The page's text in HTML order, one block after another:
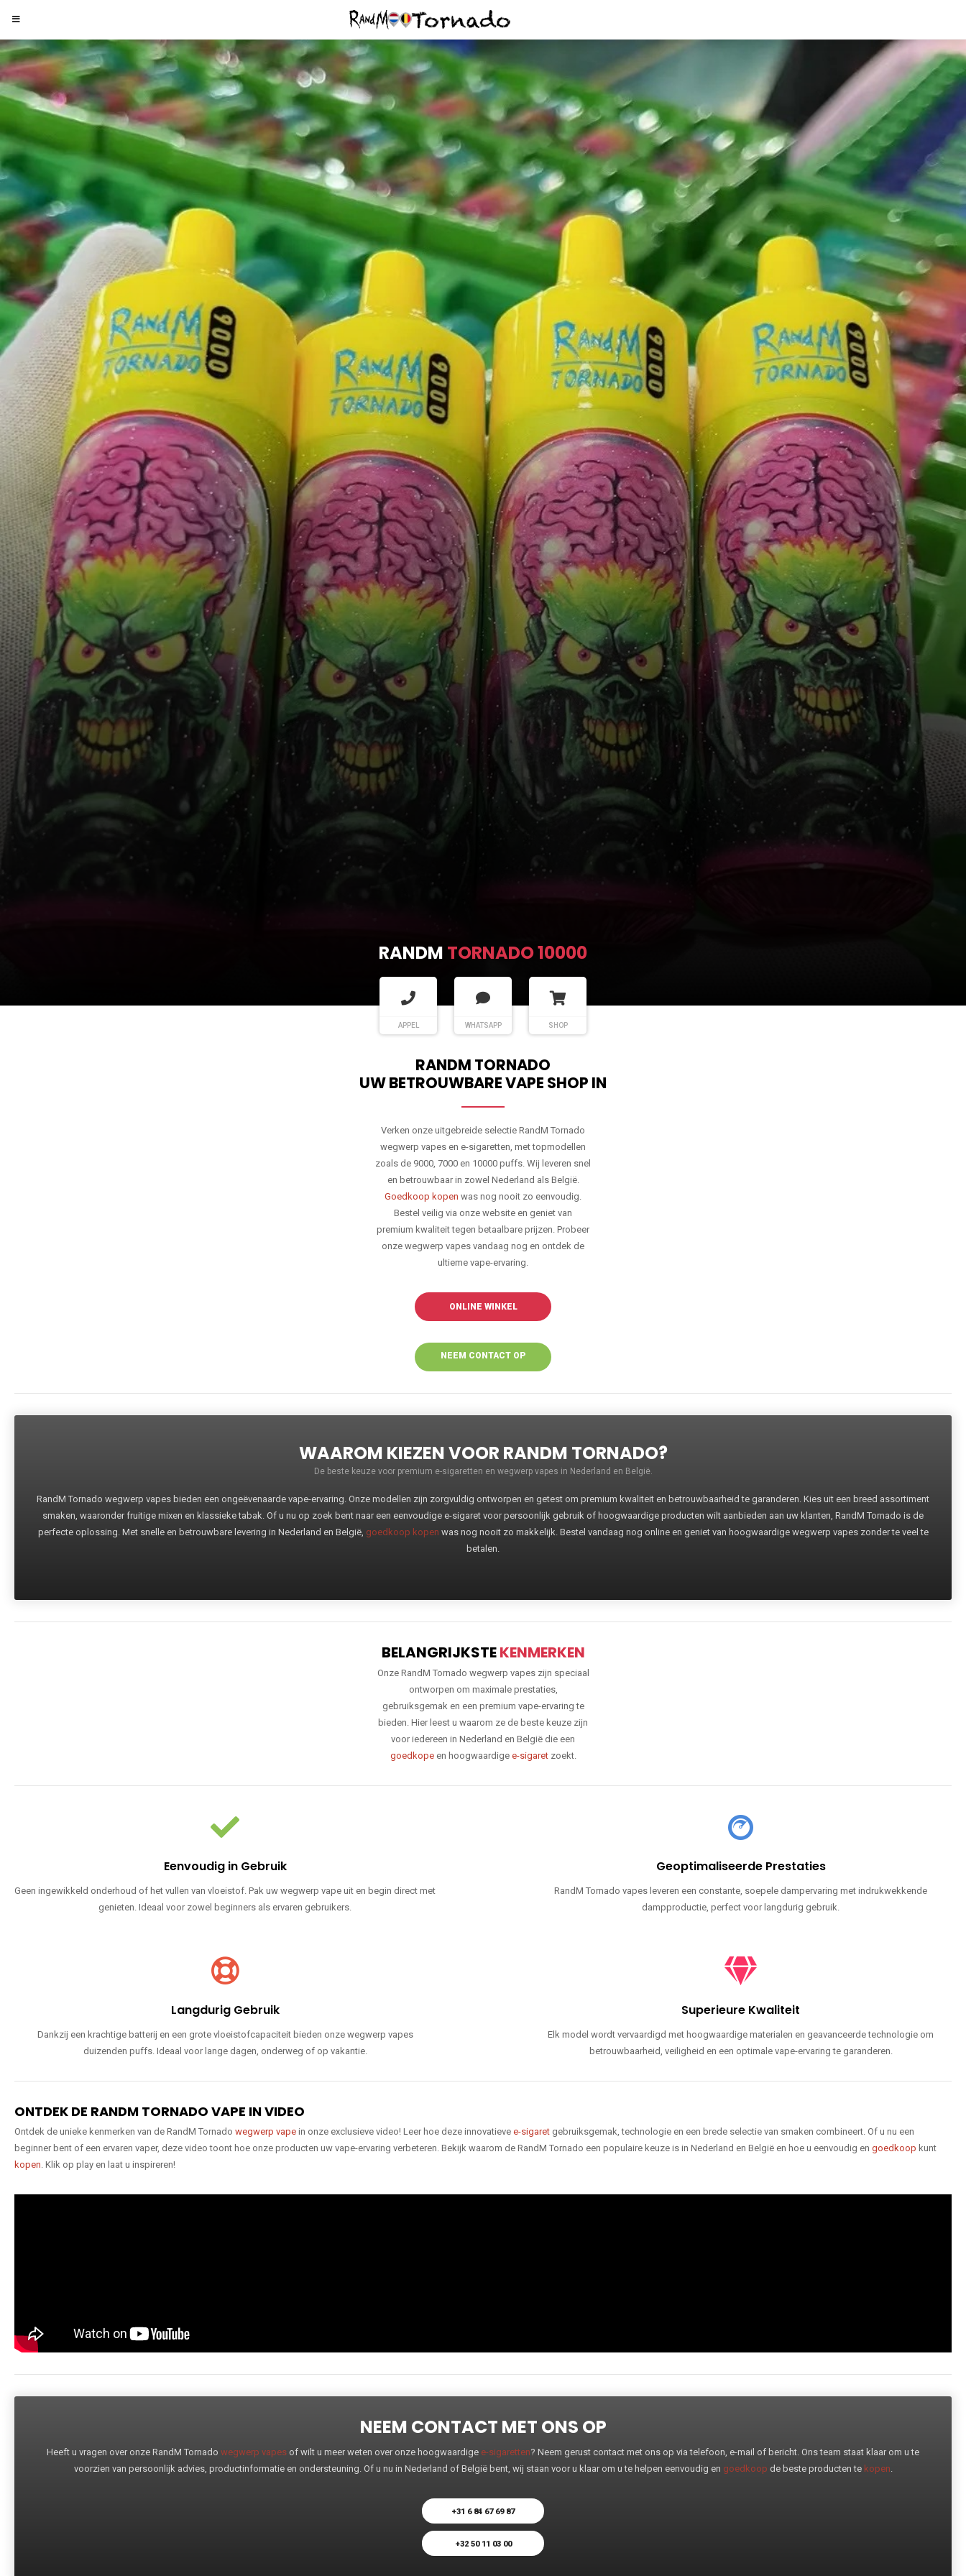
RANDM TORNADO 10000
APPEL WHATSAPP SHOP
RANDM TORNADO
UW BETROUWBARE VAPE SHOP IN
Verken onze uitgebreide selectie RandM Tornado
wegwerp vapes en e-sigaretten, met topmodellen
zoals de 9000, 7000 en 10000 puffs. Wij leveren snel
en betrouwbaar in zowel Nederland als België.
Goedkoop kopen was nog nooit zo eenvoudig.
Bestel veilig via onze website en geniet van
premium kwaliteit tegen betaalbare prijzen. Probeer
onze wegwerp vapes vandaag nog en ontdek de
ultieme vape-ervaring.
ONLINE WINKEL
NEEM CONTACT OP
WAAROM KIEZEN VOOR RANDM TORNADO?
De beste keuze voor premium e-sigaretten en wegwerp vapes in Nederland en België.
RandM Tornado wegwerp vapes bieden een ongeëvenaarde vape-ervaring. Onze modellen zijn zorgvuldig ontworpen en getest om premium kwaliteit en betrouwbaarheid te garanderen. Kies uit een breed assortiment
smaken, waaronder fruitige mixen en klassieke tabak. Of u nu op zoek bent naar een eenvoudige e-sigaret voor persoonlijk gebruik of hoogwaardige producten wilt aanbieden aan uw klanten, RandM Tornado is de
perfecte oplossing. Met snelle en betrouwbare levering in Nederland en België, goedkoop kopen was nog nooit zo makkelijk. Bestel vandaag nog online en geniet van hoogwaardige wegwerp vapes zonder te veel te
betalen.
BELANGRIJKSTEKENMERKEN
Onze RandM Tornado wegwerp vapes zijn speciaal
ontworpen om maximale prestaties,
gebruiksgemak en een premium vape-ervaring te
bieden. Hier leest u waarom ze de beste keuze zijn
voor iedereen in Nederland en België die een
goedkopeen hoogwaardige e-sigaretzoekt.
Eenvoudig in Gebruik
Geen ingewikkeld onderhoud of het vullen van vloeistof. Pak uw wegwerp vape uit en begin direct met
genieten. Ideaal voor zowel beginners als ervaren gebruikers.
Geoptimaliseerde Prestaties
RandM Tornado vapes leveren een constante, soepele dampervaring met indrukwekkende
dampproductie, perfect voor langdurig gebruik.
Langdurig Gebruik
Dankzij een krachtige batterij en een grote vloeistofcapaciteit bieden onze wegwerp vapes
duizenden puffs. Ideaal voor lange dagen, onderweg of op vakantie.
Superieure Kwaliteit
Elk model wordt vervaardigd met hoogwaardige materialen en geavanceerde technologie om
betrouwbaarheid, veiligheid en een optimale vape-ervaring te garanderen.
ONTDEK DE RANDM TORNADO VAPE IN VIDEO
Ontdek de unieke kenmerken van de RandM Tornado wegwerp vape in onze exclusieve video! Leer hoe deze innovatieve e-sigaret gebruiksgemak, technologie en een brede selectie van smaken combineert. Of u nu een
beginner bent of een ervaren vaper, deze video toont hoe onze producten uw vape-ervaring verbeteren. Bekijk waarom de RandM Tornado een populaire keuze is in Nederland en België en hoe u eenvoudig en goedkoop kunt
kopen. Klik op play en laat u inspireren!
NEEM CONTACT MET ONS OP
Heeft u vragen over onze RandM Tornado wegwerp vapes of wilt u meer weten over onze hoogwaardige e-sigaretten? Neem gerust contact met ons op via telefoon, e-mail of bericht. Ons team staat klaar om u te
voorzien van persoonlijk advies, productinformatie en ondersteuning. Of u nu in Nederland of België bent, wij staan voor u klaar om u te helpen eenvoudig en goedkoop de beste producten te kopen.
+31 6 84 67 69 87
+32 50 11 03 00